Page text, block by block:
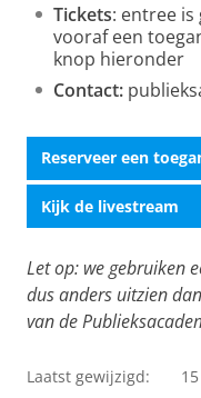
Tickets: entree
vooraf een
knop hieronder
Contact:
Reserveer een
Kijk de livestream
Let op: we gebruiken
dus anders uitzien
van de
Laatst gewijzigd: